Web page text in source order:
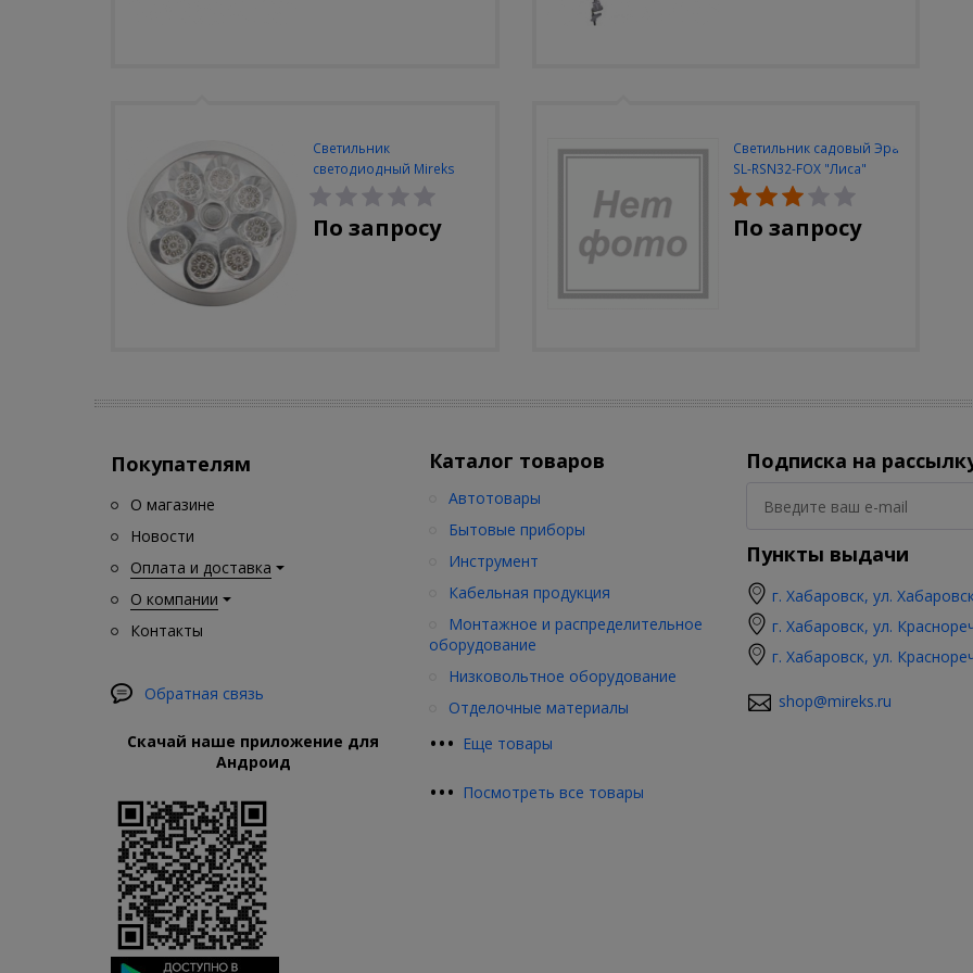
Светильник
светодиодный Mireks
С-310-80-S (5W/4000-
5000K/500lm/датчик
движения)
По запросу
Светильник садовый Эра
SL-RSN32-FOX "Лиса"
солн.бат, полистоун,
цветной, 32 см
По запросу
Покупателям
О магазине
Новости
Оплата и доставка
О компании
Контакты
Обратная связь
Скачай наше приложение для
Андроид
Каталог товаров
••• Еще товары
Автотовары
Бытовые приборы
Инструмент
Кабельная продукция
Монтажное и распределительное
оборудование
Низковольтное оборудование
Отделочные материалы
••• Посмотреть все товары
Подписка на
Пункты выдачи
г. Хабаровск, ул.
г. Хабаровск, ул.
г. Хабаровск, ул.
shop@mireks.ru